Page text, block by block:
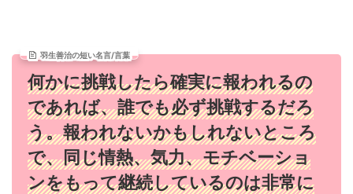
羽生善治の短い名言/言葉
何かに挑戦したら確実に報われるの
であれば、誰でも必ず挑戦するだろ
う。報われないかもしれないところ
で、同じ情熱、気力、モチベーショ
ンをもって継続しているのは非常に